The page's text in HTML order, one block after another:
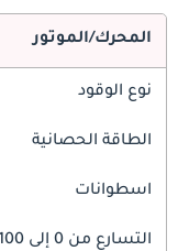
المحرك/الموتور
نوع الوقود
الطاقة الحصانية
اسطوانات
التسارع من 0 إلى 100 كلم بالساعة